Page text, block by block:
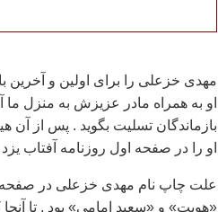
مهدی خزعلی را برای اولين و آخرين
او به همراه مادر عزيزش به منزل ما
بازماندگان تسليت بگويد . پس از آن
او را در صفحه اول روزنامه آفتاب
علت چاپ نام مهدی خزعلی در صفحه
«‌هويت» و «سعيد امامی» بود . تا